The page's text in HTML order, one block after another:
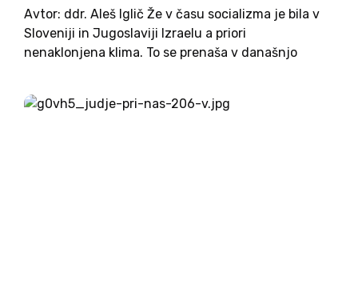
Avtor: ddr. Aleš Iglič Že v času socializma je bila v
Sloveniji in Jugoslaviji Izraelu a priori
nenaklonjena klima. To se prenaša v današnjo
različnih ideologijah in verah, zavisti zaradi
uspeha Judov na intelektualnem...